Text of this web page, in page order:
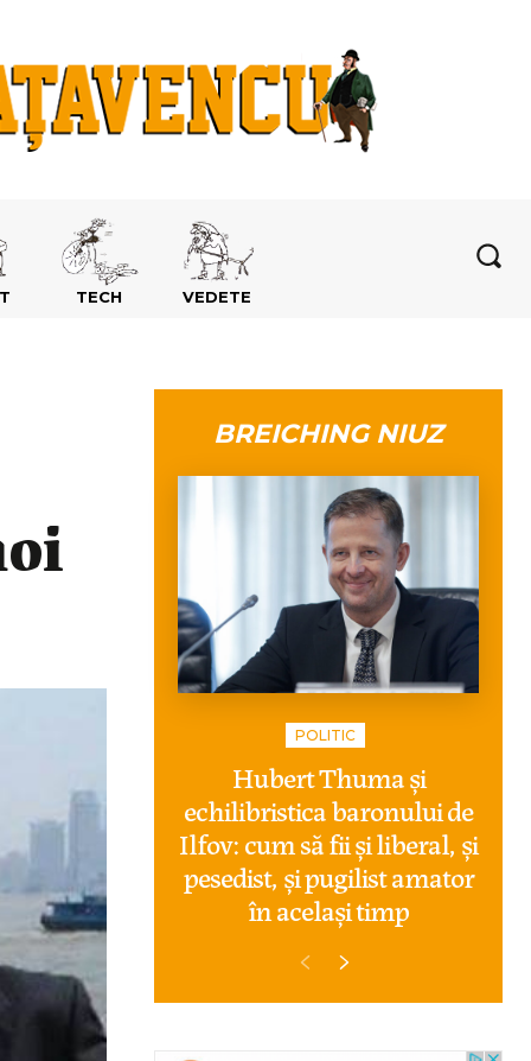
TECH VEDETE
BREICHING NIUZ
POLITIC
Hubert Thuma și
echilibristica baronului de
Ilfov: cum să fii și liberal, și
pesedist, și pugilist amator
în același timp